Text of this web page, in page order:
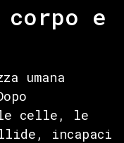
e
umana
celle, le
incapaci